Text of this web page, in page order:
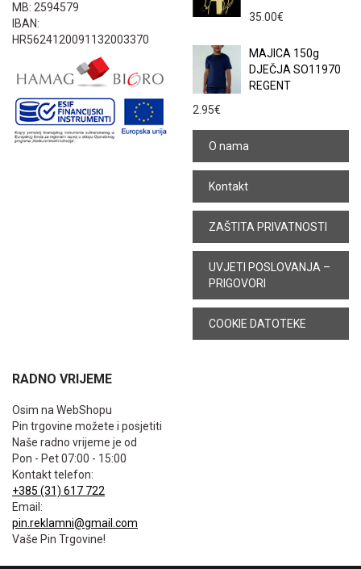
MB: 2594579
IBAN:
HR5624120091132003370
35.00€
MAJICA 150g
DJEČJA SO11970
REGENT
2.95€
O nama
Kontakt
ZAŠTITA PRIVATNOSTI
UVJETI POSLOVANJA –
PRIGOVORI
COOKIE DATOTEKE
RADNO VRIJEME
Osim na WebShopu
Pin trgovine možete i posjetiti
Naše radno vrijeme je od
Pon - Pet 07:00 - 15:00
Kontakt telefon:
+385 (31) 617 722
Email:
pin.reklamni@gmail.com
Vaše Pin Trgovine!